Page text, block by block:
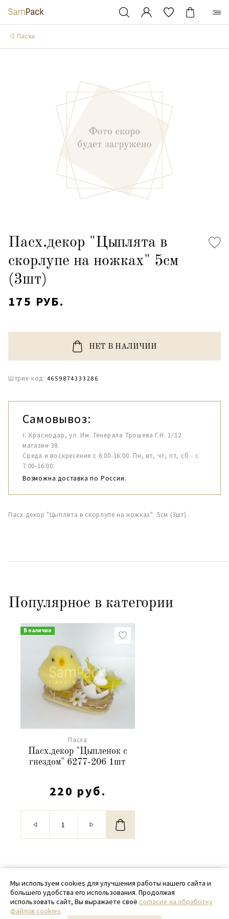
Пасха
Пасх.декор "Цыплята в
скорлупе на ножках" 5см
(3шт)
175 РУБ.
НЕТ В НАЛИЧИИ
Штрих-код: 4659874333286
Самовывоз:
г. Краснодар, ул. Им. Генерала Трошева Г.Н. 1/12
магазин 38.
Среда и воскресение с 6:00-16:00. Пн, вт, чт, пт, сб - с
7:00-16:00.
Возможна доставка по России.
Пасх.декор "Цыплята в скорлупе на ножках" 5см (3шт)
Популярное в категории
В наличии
Пасха
Пасх.декор "Цыпленок с
гнездом" 6277-206 1шт
220 руб.
© 2020 - 2026 SamPack
+ 7 (918) 699-97-87
zakaz@sampack.store
Мы используем cookies для улучшения работы нашего сайта и
большего удобства его использования. Продолжая
использовать сайт, Вы выражаете своё согласие на обработку
файлов cookies